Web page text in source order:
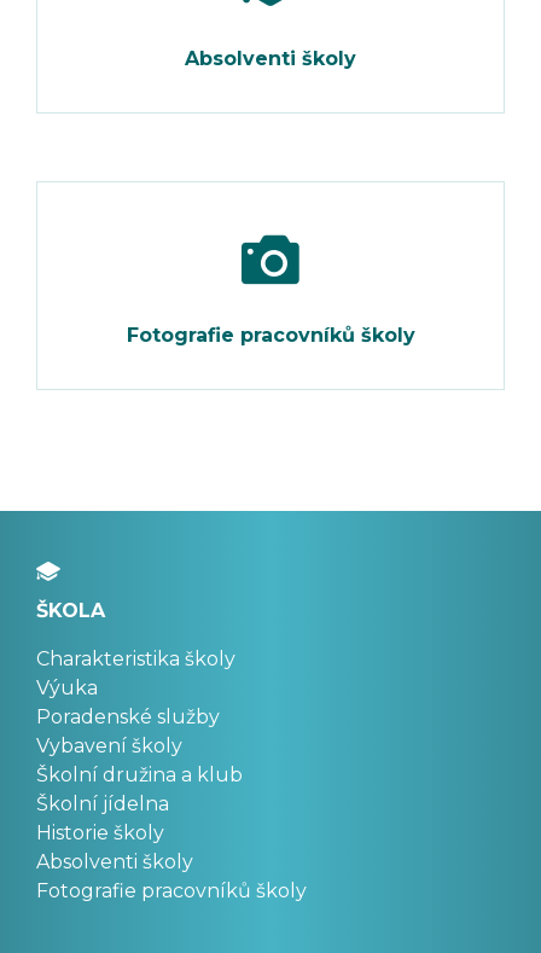
Absolventi školy
Fotografie pracovníků školy
ŠKOLA
Charakteristika školy
Výuka
Poradenské služby
Vybavení školy
Školní družina a klub
Školní jídelna
Historie školy
Absolventi školy
Fotografie pracovníků školy